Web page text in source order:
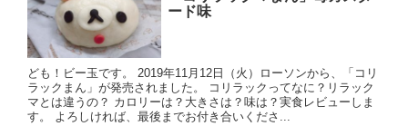
ード味
ども！ビー玉です。 2019年11月12日（火）ローソンから、「コリ
ラックまん」が発売されました。 コリラックってなに？リラック
マとは違うの？ カロリーは？大きさは？味は？実食レビューしま
す。 よろしければ、最後までお付き合いくださ...